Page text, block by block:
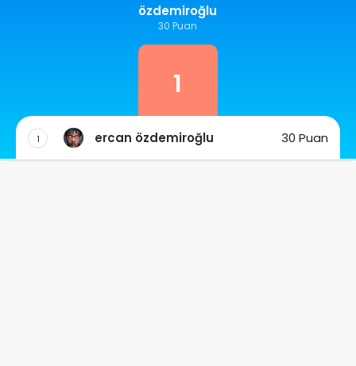
özdemiroğlu
30 Puan
1
1 ercan özdemiroğlu 30 Puan